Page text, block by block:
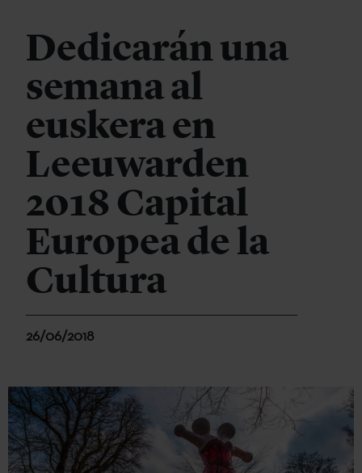
Dedicarán una
semana al
euskera en
Leeuwarden
2018 Capital
Europea de la
Cultura
26/06/2018